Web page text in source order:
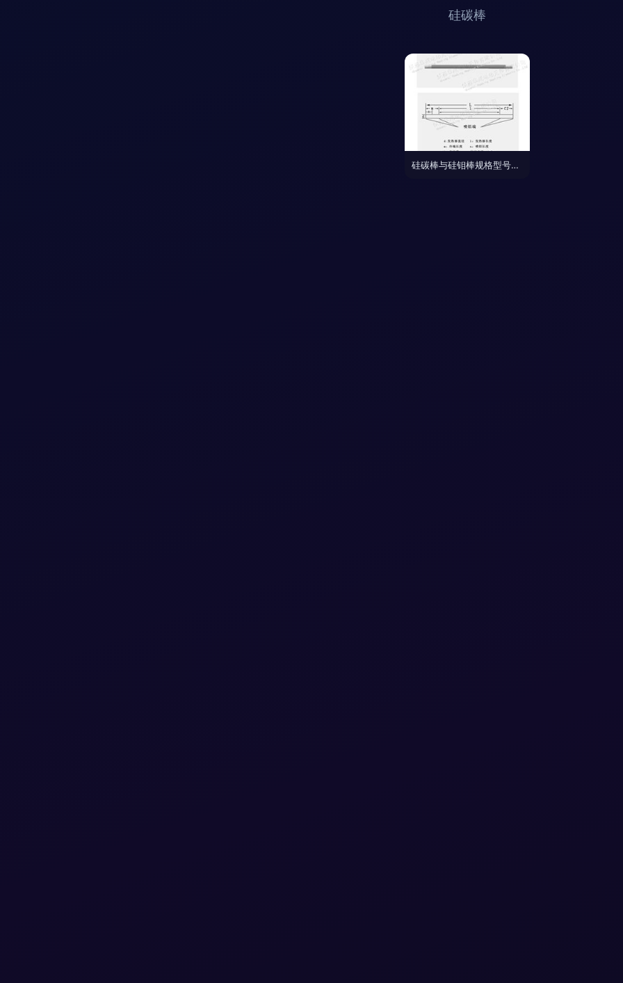
硅碳棒
硅碳棒与硅钼棒规格型号及价格解析